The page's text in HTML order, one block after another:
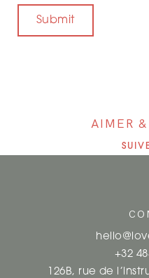
AIMER
+32
126B, rue de